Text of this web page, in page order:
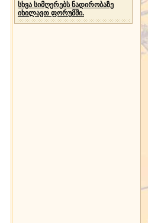
სხვა სიმღერებს ნადირობაზე
იხილავთ ფორუმში.